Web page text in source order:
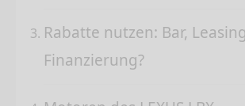
Rabatte nutzen: Bar,
Finanzierung?